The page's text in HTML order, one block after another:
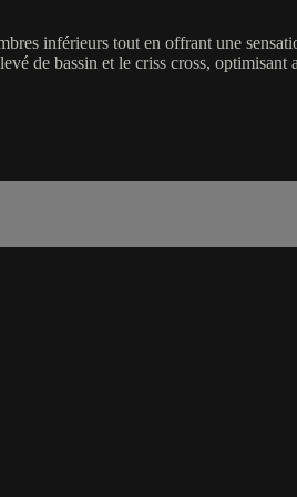
inférieurs tout en offrant une
de bassin et le criss cross, optimisant